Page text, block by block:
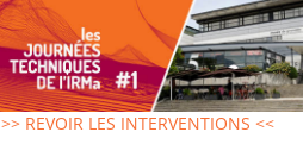
>> REVOIR LES INTERVENTIONS <<